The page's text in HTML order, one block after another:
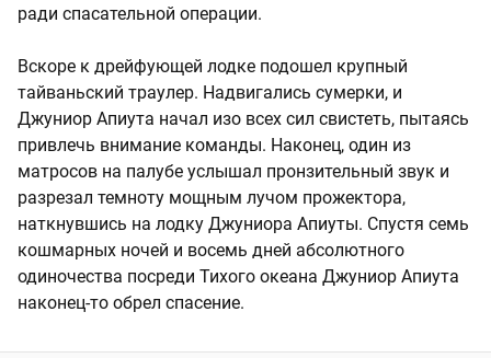
ради спасательной операции.
Вскоре к дрейфующей лодке подошел крупный
тайваньский траулер. Надвигались сумерки, и
Джуниор Апиута начал изо всех сил свистеть, пытаясь
привлечь внимание команды. Наконец, один из
матросов на палубе услышал пронзительный звук и
разрезал темноту мощным лучом прожектора,
наткнувшись на лодку Джуниора Апиуты. Спустя семь
кошмарных ночей и восемь дней абсолютного
одиночества посреди Тихого океана Джуниор Апиута
наконец-то обрел спасение.